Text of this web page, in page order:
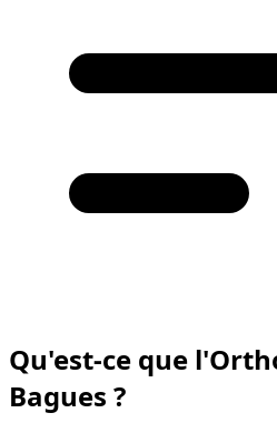
Qu'est-ce que
Bagues ?